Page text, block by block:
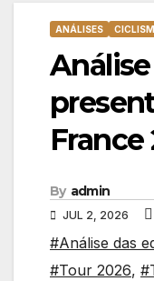
ANÁLISES
France
By admin
JUL 2, 2026
#Análise das
#Tour 2026,